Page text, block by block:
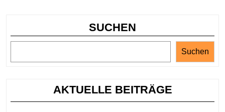
Beziehung
SUCHEN
Suchen
AKTUELLE BEITRÄGE